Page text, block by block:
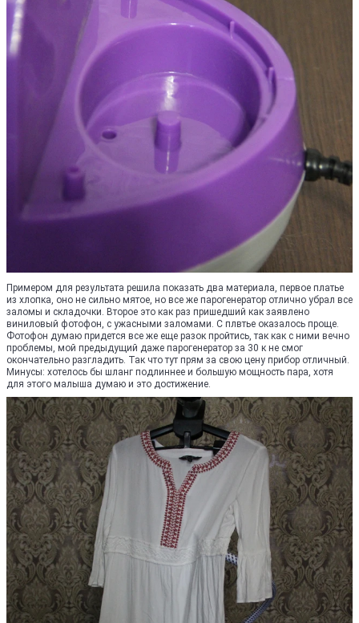
Примером для результата решила показать два материала, первое платье
из хлопка, оно не сильно мятое, но все же парогенератор отлично убрал все
заломы и складочки. Второе это как раз пришедший как заявлено
виниловый фотофон, с ужасными заломами. С плвтье оказалось проще.
Фотофон думаю придется все же еще разок пройтись, так как с ними вечно
проблемы, мой предыдущий даже парогенератор за 30 к не смог
окончательно разгладить. Так что тут прям за свою цену прибор отличный.
Минусы: хотелось бы шланг подлиннее и большую мощность пара, хотя
для этого малыша думаю и это достижение.